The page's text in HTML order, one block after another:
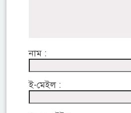
নাম :
ই-মেইল :